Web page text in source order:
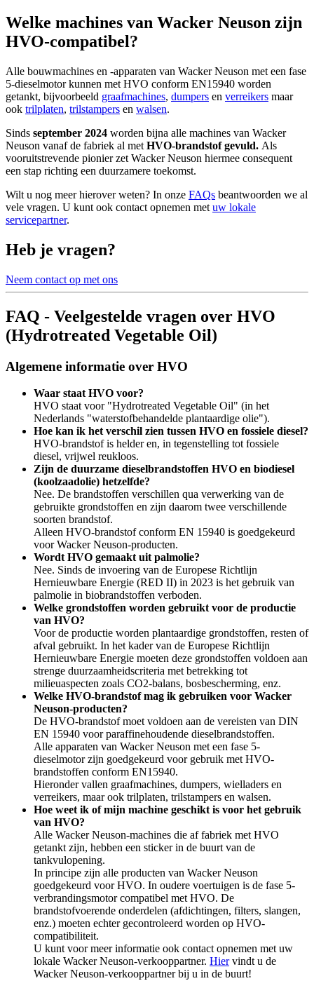
Welke machines van Wacker Neuson zijn
HVO-compatibel?
Alle bouwmachines en -apparaten van Wacker Neuson met een fase
5-dieselmotor kunnen met HVO conform EN15940 worden
getankt, bijvoorbeeld graafmachines, dumpers en verreikers maar
ook trilplaten, trilstampers en walsen.
Sinds september 2024 worden bijna alle machines van Wacker
Neuson vanaf de fabriek al met HVO-brandstof gevuld. Als
vooruitstrevende pionier zet Wacker Neuson hiermee consequent
een stap richting een duurzamere toekomst.
Wilt u nog meer hierover weten? In onze FAQs beantwoorden we al
vele vragen. U kunt ook contact opnemen met uw lokale
servicepartner.
Heb je vragen?
Neem contact op met ons
FAQ - Veelgestelde vragen over HVO
(Hydrotreated Vegetable Oil)
Algemene informatie over HVO
Waar staat HVO voor?
HVO staat voor "Hydrotreated Vegetable Oil" (in het
Nederlands "waterstofbehandelde plantaardige olie").
Hoe kan ik het verschil zien tussen HVO en fossiele diesel?
HVO-brandstof is helder en, in tegenstelling tot fossiele
diesel, vrijwel reukloos.
Zijn de duurzame dieselbrandstoffen HVO en biodiesel
(koolzaadolie) hetzelfde?
Nee. De brandstoffen verschillen qua verwerking van de
gebruikte grondstoffen en zijn daarom twee verschillende
soorten brandstof.
Alleen HVO-brandstof conform EN 15940 is goedgekeurd
voor Wacker Neuson-producten.
Wordt HVO gemaakt uit palmolie?
Nee. Sinds de invoering van de Europese Richtlijn
Hernieuwbare Energie (RED II) in 2023 is het gebruik van
palmolie in biobrandstoffen verboden.
Welke grondstoffen worden gebruikt voor de productie
van HVO?
Voor de productie worden plantaardige grondstoffen, resten of
afval gebruikt. In het kader van de Europese Richtlijn
Hernieuwbare Energie moeten deze grondstoffen voldoen aan
strenge duurzaamheidscriteria met betrekking tot
milieuaspecten zoals CO2-balans, bosbescherming, enz.
Welke HVO-brandstof mag ik gebruiken voor Wacker
Neuson-producten?
De HVO-brandstof moet voldoen aan de vereisten van DIN
EN 15940 voor paraffinehoudende dieselbrandstoffen.
Alle apparaten van Wacker Neuson met een fase 5-
dieselmotor zijn goedgekeurd voor gebruik met HVO-
brandstoffen conform EN15940.
Hieronder vallen graafmachines, dumpers, wielladers en
verreikers, maar ook trilplaten, trilstampers en walsen.
Hoe weet ik of mijn machine geschikt is voor het gebruik
van HVO?
Alle Wacker Neuson-machines die af fabriek met HVO
getankt zijn, hebben een sticker in de buurt van de
tankvulopening.
In principe zijn alle producten van Wacker Neuson
goedgekeurd voor HVO. In oudere voertuigen is de fase 5-
verbrandingsmotor compatibel met HVO. De
brandstofvoerende onderdelen (afdichtingen, filters, slangen,
enz.) moeten echter gecontroleerd worden op HVO-
compatibiliteit.
U kunt voor meer informatie ook contact opnemen met uw
lokale Wacker Neuson-verkooppartner. Hiervindt u de
Wacker Neuson-verkooppartner bij u in de buurt!